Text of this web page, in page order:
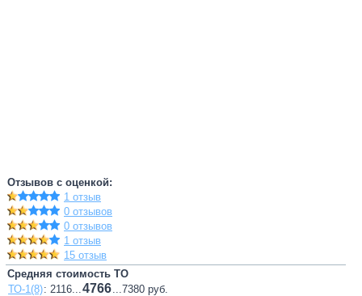
Отзывов с оценкой:
1 отзыв
0 отзывов
0 отзывов
1 отзыв
15 отзыв
Средняя стоимость ТО
ТО-1(8): 2116...4766...7380 руб.